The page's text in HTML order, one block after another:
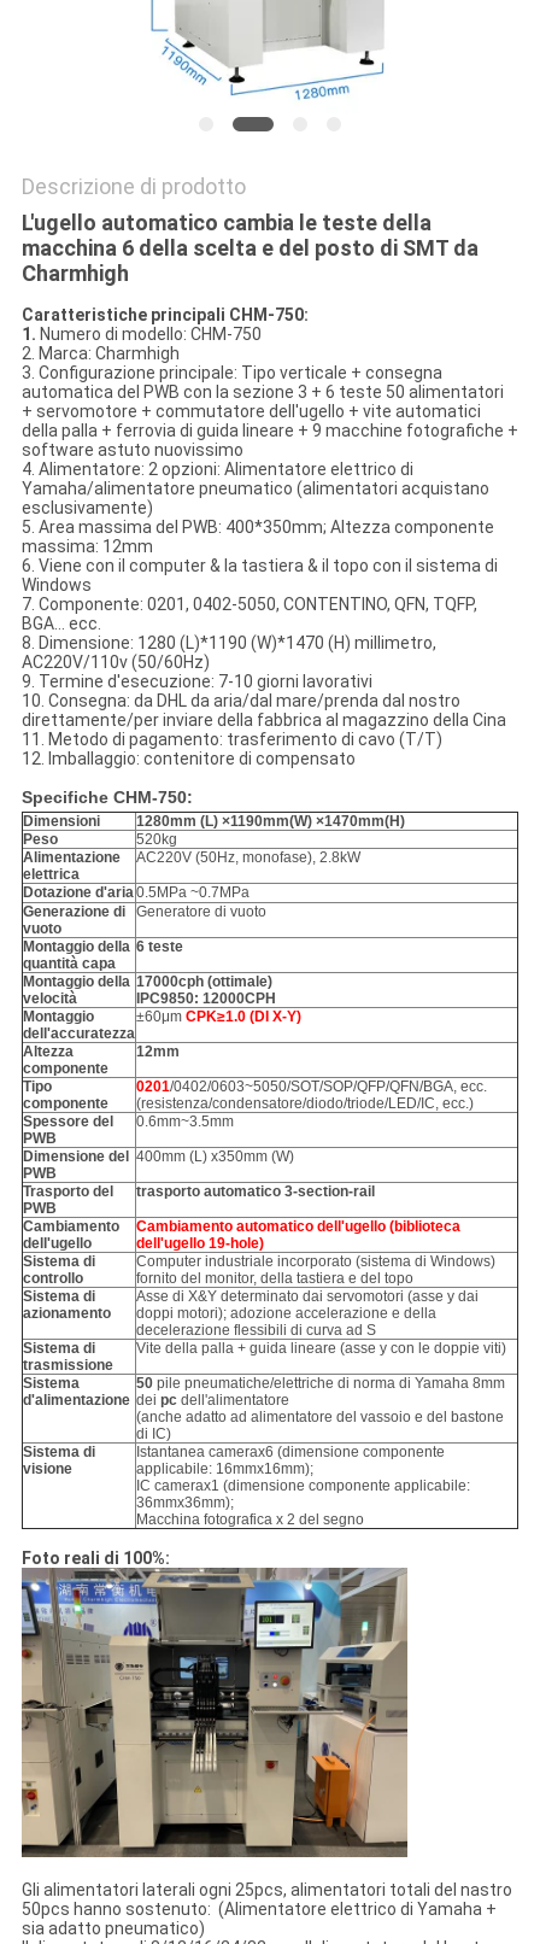
Descrizione di prodotto
L'ugello automatico cambia le teste della
macchina 6 della scelta e del posto di SMT da
Charmhigh
Caratteristiche principali CHM-750:
1. Numero di modello: CHM-750
2. Marca: Charmhigh
3. Configurazione principale: Tipo verticale + consegna
automatica del PWB con la sezione 3 + 6 teste 50 alimentatori
+ servomotore + commutatore dell'ugello + vite automatici
della palla + ferrovia di guida lineare + 9 macchine fotografiche +
software astuto nuovissimo
4. Alimentatore: 2 opzioni: Alimentatore elettrico di
Yamaha/alimentatore pneumatico (alimentatori acquistano
esclusivamente)
5. Area massima del PWB: 400*350mm; Altezza componente
massima: 12mm
6. Viene con il computer & la tastiera & il topo con il sistema di
Windows
7. Componente: 0201, 0402-5050, CONTENTINO, QFN, TQFP,
BGA… ecc.
8. Dimensione: 1280 (L)*1190 (W)*1470 (H) millimetro,
AC220V/110v (50/60Hz)
9. Termine d'esecuzione: 7-10 giorni lavorativi
10. Consegna: da DHL da aria/dal mare/prenda dal nostro
direttamente/per inviare della fabbrica al magazzino della Cina
11. Metodo di pagamento: trasferimento di cavo (T/T)
12. Imballaggio: contenitore di compensato
Specifiche CHM-750:
Dimensioni
1280mm (L) ×1190mm(W) ×1470mm(H)
Peso
520kg
Alimentazione
elettrica
AC220V (50Hz, monofase), 2.8kW
Dotazione d'aria0.5MPa ~0.7MPa
Generazione di
vuoto
Generatore di vuoto
Montaggio della
quantità capa
6 teste
Montaggio della
velocità
17000cph (ottimale)
IPC9850: 12000CPH
Montaggio
dell'accuratezza
±60μm CPK≥1.0 (DI X-Y)
Altezza
componente
12mm
Tipo
componente
0201/0402/0603~5050/SOT/SOP/QFP/QFN/BGA, ecc.
(resistenza/condensatore/diodo/triode/LED/IC, ecc.)
Spessore del
PWB
0.6mm~3.5mm
Dimensione del
PWB
400mm (L) x350mm (W)
Trasporto del
PWB
trasporto automatico 3-section-rail
Cambiamento
dell'ugello
Cambiamento automatico dell'ugello (biblioteca
dell'ugello 19-hole)
Sistema di
controllo
Computer industriale incorporato (sistema di Windows)
fornito del monitor, della tastiera e del topo
Sistema di
azionamento
Asse di X&Y determinato dai servomotori (asse y dai
doppi motori); adozione accelerazione e della
decelerazione flessibili di curva ad S
Sistema di
trasmissione
Vite della palla + guida lineare (asse y con le doppie viti)
Sistema
d'alimentazione
50pile pneumatiche/elettriche di norma di Yamaha 8mm
dei pcdell'alimentatore
(anche adatto ad alimentatore del vassoio e del bastone
di IC)
Sistema di
visione
Istantanea camerax6 (dimensione componente
applicabile: 16mmx16mm);
IC camerax1 (dimensione componente applicabile:
36mmx36mm);
Macchina fotografica x 2 del segno
Foto reali di 100%:
Gli alimentatori laterali ogni 25pcs, alimentatori totali del nastro
50pcs hanno sostenuto: (Alimentatore elettrico di Yamaha +
sia adatto pneumatico)